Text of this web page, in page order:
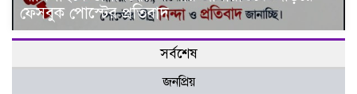
ফেসবুক পোস্টের প্রতিবাদ
সর্বশেষ
জনপ্রিয়